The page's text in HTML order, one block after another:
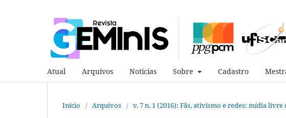
Atual Arquivos Notícias Sobre Cadastro
Início / Arquivos / v. 7 n. 1 (2016): Fãs, ativismo e redes: mídia livre